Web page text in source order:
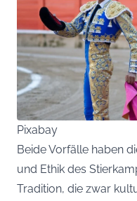
Pixabay
Beide Vorfälle haben
und Ethik des
Tradition, die zwar